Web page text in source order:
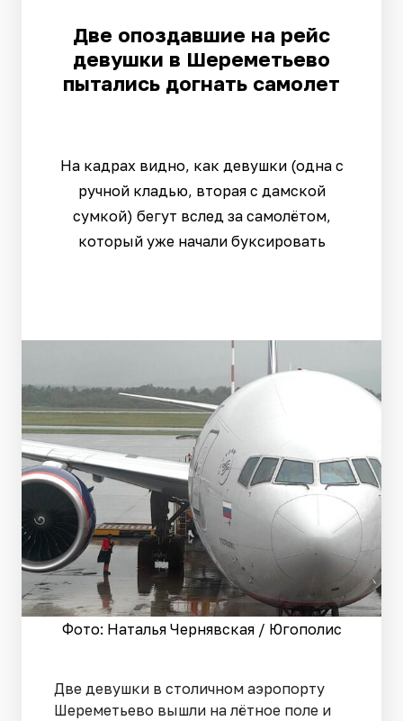
Две опоздавшие на рейс
девушки в Шереметьево
пытались догнать самолет
На кадрах видно, как девушки (одна с
ручной кладью, вторая с дамской
сумкой) бегут вслед за самолётом,
который уже начали буксировать
Фото: Наталья Чернявская / Югополис
Две девушки в столичном аэропорту
Шереметьево вышли на лётное поле и